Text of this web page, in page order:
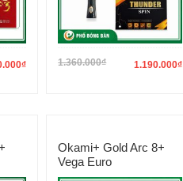
₫ 1.360.000₫ 1.190.000₫
Okami+ Gold Arc 8+
Vega Euro